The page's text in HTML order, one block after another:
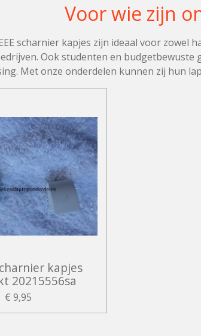
Voor wie zijn
scharnier kapjes zijn ideaal voor zowel
Ook studenten en budgetbewuste
Met onze onderdelen kunnen zij hun
kapjes
20215556sa
€ 9,95